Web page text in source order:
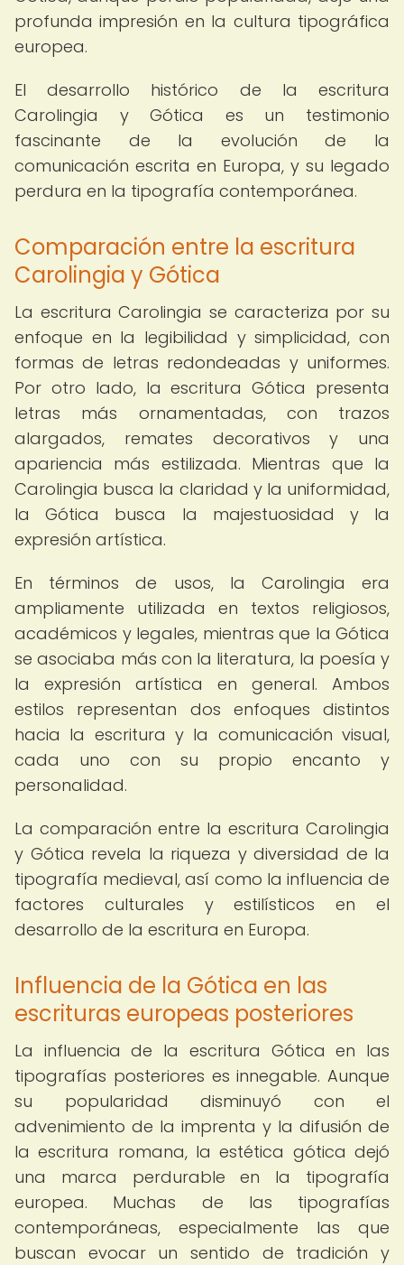
profunda impresión en la cultura tipográfica
europea.
El desarrollo histórico de la escritura
Carolingia y Gótica es un testimonio
fascinante de la evolución de la
comunicación escrita en Europa, y su legado
perdura en la tipografía contemporánea.
Comparación entre la escritura
Carolingia y Gótica
La escritura Carolingia se caracteriza por su
enfoque en la legibilidad y simplicidad, con
formas de letras redondeadas y uniformes.
Por otro lado, la escritura Gótica presenta
letras más ornamentadas, con trazos
alargados, remates decorativos y una
apariencia más estilizada. Mientras que la
Carolingia busca la claridad y la uniformidad,
la Gótica busca la majestuosidad y la
expresión artística.
En términos de usos, la Carolingia era
ampliamente utilizada en textos religiosos,
académicos y legales, mientras que la Gótica
se asociaba más con la literatura, la poesía y
la expresión artística en general. Ambos
estilos representan dos enfoques distintos
hacia la escritura y la comunicación visual,
cada uno con su propio encanto y
personalidad.
La comparación entre la escritura Carolingia
y Gótica revela la riqueza y diversidad de la
tipografía medieval, así como la influencia de
factores culturales y estilísticos en el
desarrollo de la escritura en Europa.
Influencia de la Gótica en las
escrituras europeas posteriores
La influencia de la escritura Gótica en las
tipografías posteriores es innegable. Aunque
su popularidad disminuyó con el
advenimiento de la imprenta y la difusión de
la escritura romana, la estética gótica dejó
una marca perdurable en la tipografía
europea. Muchas de las tipografías
contemporáneas, especialmente las que
buscan evocar un sentido de tradición y